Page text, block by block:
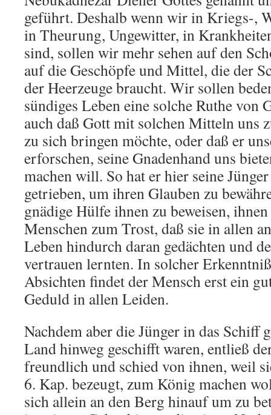
geführt. Deshalb wenn wir in Kriegs-,
in Theurung, Ungewitter, in
sind, sollen wir mehr sehen auf den
auf die Geschöpfe und Mittel, die der
der Heerzeuge braucht. Wir sollen
sündiges Leben eine solche Ruthe von
auch daß Gott mit solchen Mitteln uns
zu sich bringen möchte, oder daß er
erforschen, seine Gnadenhand uns
machen will. So hat er hier seine
getrieben, um ihren Glauben zu
gnädige Hülfe ihnen zu beweisen,
Menschen zum Trost, daß sie in allen
Leben hindurch daran gedächten und
vertrauen lernten. In solcher
Absichten findet der Mensch erst ein
Geduld in allen Leiden.
Nachdem aber die Jünger in das Schiff
Land hinweg geschifft waren, entließ
freundlich und schied von ihnen, weil
6. Kap. bezeugt, zum König machen
sich allein an den Berg hinauf um zu